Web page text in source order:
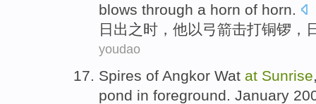
blows through a horn of horn.
日出 之时， 他以弓箭击打铜锣 ，
youdao
Spires of Angkor Wat at Sunrise
pond in foreground. January